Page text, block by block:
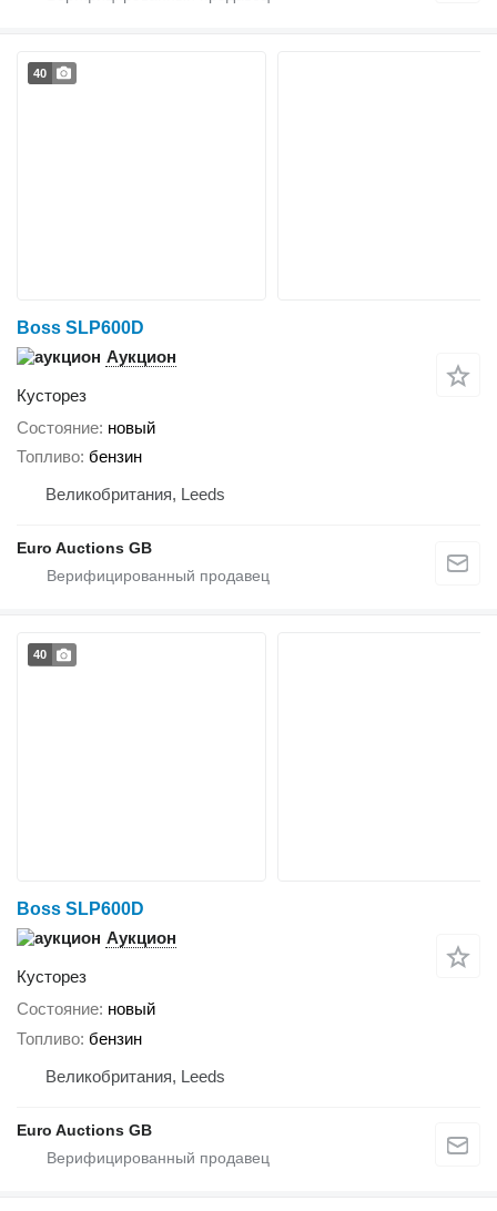
40
Boss SLP600D
Аукцион
Кусторез
Состояние новый
Топливо бензин
Великобритания, Leeds
Euro Auctions GB
40
Boss SLP600D
Аукцион
Кусторез
Состояние новый
Топливо бензин
Великобритания, Leeds
Euro Auctions GB